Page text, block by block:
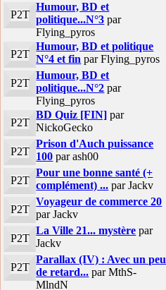
P2T
Humour, BD et
politique...N°3 par
Flying_pyros
P2T
Humour, BD et politique
N°4 et fin par Flying_pyros
P2T
Humour, BD et
politique...N°2 par
Flying_pyros
P2T
BD Quiz [FIN] par
NickoGecko
P2T
Prison d'Auch puissance
100 par ash00
P2T
Pour une bonne santé (+
complément) ... par Jackv
P2T
Voyageur de commerce 20
par Jackv
P2T
La Ville 21... mystère par
Jackv
P2T
Parallax (IV) : Avec un peu
de retard... par MthS-
MlndN